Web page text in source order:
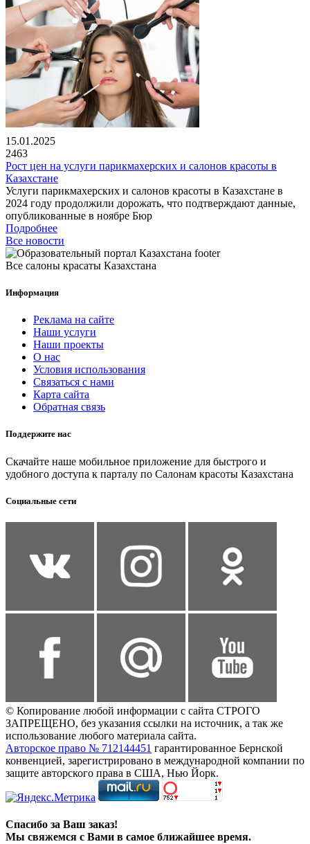
15.01.2025
2463
Рост цен на услуги парикмахерских и салонов красоты в
Казахстане
Услуги парикмахерских и салонов красоты в Казахстане в
2024 году продолжили дорожать, что подтверждают данные,
опубликованные в ноябре Бюр
Подробнее
Все новости
Все салоны красаты Казахстана
Информация
Реклама на сайте
Наши услуги
Наши проекты
О нас
Условия использования
Связаться с нами
Карта сайта
Обратная связь
Поддержите нас
Скачайте наше мобильное приложение для быстрого и
удобного доступа к парталу по Салонам красоты Казахстана
Социальные сети
© Копирование любой информации с сайта СТРОГО
ЗАПРЕЩЕНО, без указания ссылки на источник, а так же
использование любого материала сайта.
Авторское право № 712144451 гарантированное Бернской
конвенцией, зарегистрировано в международной компании по
защите авторского права в США, Нью Йорк.
Спасибо за Ваш заказ!
Мы свяжемся с Вами в самое ближайшее время.